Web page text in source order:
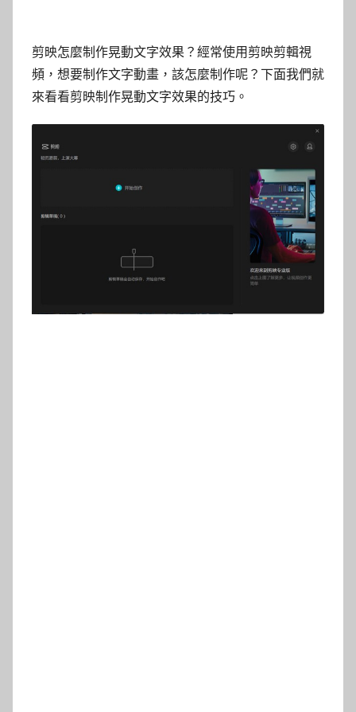
剪映怎麼制作晃動文字效果？經常使用剪映剪輯視
頻，想要制作文字動畫，該怎麼制作呢？下面我們就
來看看剪映制作晃動文字效果的技巧。